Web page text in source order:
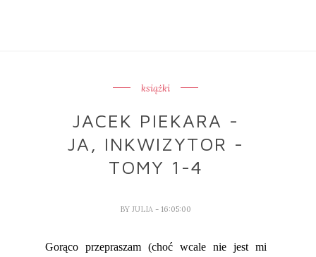
książki
JACEK PIEKARA -
JA, INKWIZYTOR -
TOMY 1-4
BYJULIA - 16:05:00
Gorąco przepraszam(choć wcale nie jest mi